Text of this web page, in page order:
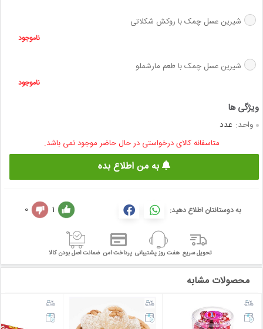
شیرین عسل چمک با روکش شکلاتی
ناموجود
شیرین عسل چمک با طعم مارشملو
ناموجود
واحد: عدد
متاسفانه کالای درخواستی در حال حاضر موجود نمی باشد.
به من اطلاع بده
به دوستانتان اطلاع دهید: 1
0
تحویل سریع هفت روز پشتیبانی پرداخت امن ضمانت اصل بودن کالا
محصولات مشابه